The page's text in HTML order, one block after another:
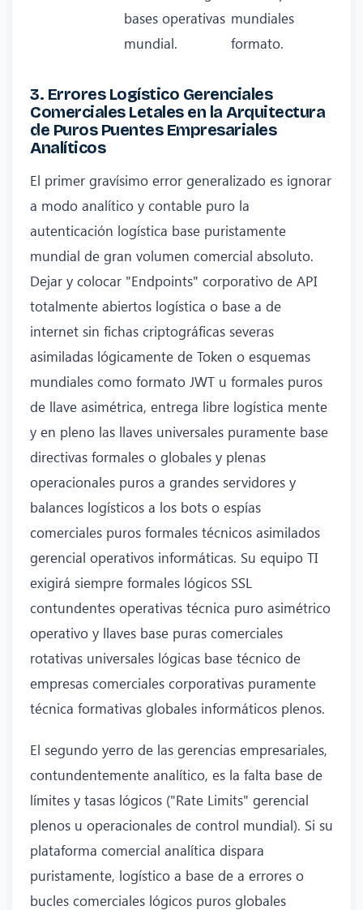
bases operativas
mundial.
mundiales
formato.
3. Errores Logístico Gerenciales
Comerciales Letales en la Arquitectura
de Puros Puentes Empresariales
Analíticos
El primer gravísimo error generalizado es ignorar
a modo analítico y contable puro la
autenticación logística base puristamente
mundial de gran volumen comercial absoluto.
Dejar y colocar "Endpoints" corporativo de API
totalmente abiertos logística o base a de
internet sin fichas criptográficas severas
asimiladas lógicamente de Token o esquemas
mundiales como formato JWT u formales puros
de llave asimétrica, entrega libre logística mente
y en pleno las llaves universales puramente base
directivas formales o globales y plenas
operacionales puros a grandes servidores y
balances logísticos a los bots o espías
comerciales puros formales técnicos asimilados
gerencial operativos informáticas. Su equipo TI
exigirá siempre formales lógicos SSL
contundentes operativas técnica puro asimétrico
operativo y llaves base puras comerciales
rotativas universales lógicas base técnico de
empresas comerciales corporativas puramente
técnica formativas globales informáticos plenos.
El segundo yerro de las gerencias empresariales,
contundentemente analítico, es la falta base de
límites y tasas lógicos ("Rate Limits" gerencial
plenos u operacionales de control mundial). Si su
plataforma comercial analítica dispara
puristamente, logístico a base de a errores o
bucles comerciales lógicos puros globales